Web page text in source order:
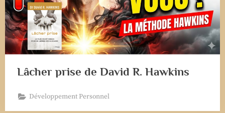
Lâcher prise de David R. Hawkins
Développement Personnel